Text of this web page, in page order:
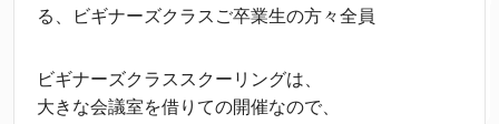
る、ビギナーズクラスご卒業生の方々全員
ビギナーズクラススクーリングは、
大きな会議室を借りての開催なので、